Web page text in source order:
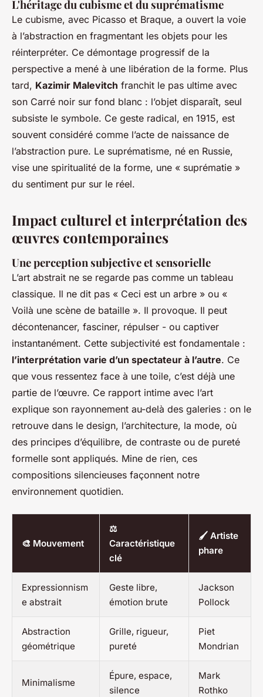
L'héritage du cubisme et du suprématisme
Le cubisme, avec Picasso et Braque, a ouvert la voie
à l’abstraction en fragmentant les objets pour les
réinterpréter. Ce démontage progressif de la
perspective a mené à une libération de la forme. Plus
tard, Kazimir Malevitch franchit le pas ultime avec
son Carré noir sur fond blanc : l’objet disparaît, seul
subsiste le symbole. Ce geste radical, en 1915, est
souvent considéré comme l’acte de naissance de
l’abstraction pure. Le suprématisme, né en Russie,
vise une spiritualité de la forme, une « suprématie »
du sentiment pur sur le réel.
Impact culturel et interprétation des
œuvres contemporaines
Une perception subjective et sensorielle
L’art abstrait ne se regarde pas comme un tableau
classique. Il ne dit pas « Ceci est un arbre » ou «
Voilà une scène de bataille ». Il provoque. Il peut
décontenancer, fasciner, répulser - ou captiver
instantanément. Cette subjectivité est fondamentale :
l’interprétation varie d’un spectateur à l’autre. Ce
que vous ressentez face à une toile, c’est déjà une
partie de l’œuvre. Ce rapport intime avec l’art
explique son rayonnement au-delà des galeries : on le
retrouve dans le design, l’architecture, la mode, où
des principes d’équilibre, de contraste ou de pureté
formelle sont appliqués. Mine de rien, ces
compositions silencieuses façonnent notre
environnement quotidien.
🎨 Mouvement
⚖️
Caractéristique
clé
🖌️ Artiste
phare
Expressionnism
e abstrait
Geste libre,
émotion brute
Jackson
Pollock
Abstraction
géométrique
Grille, rigueur,
pureté
Piet
Mondrian
Minimalisme
Épure, espace,
silence
Mark
Rothko